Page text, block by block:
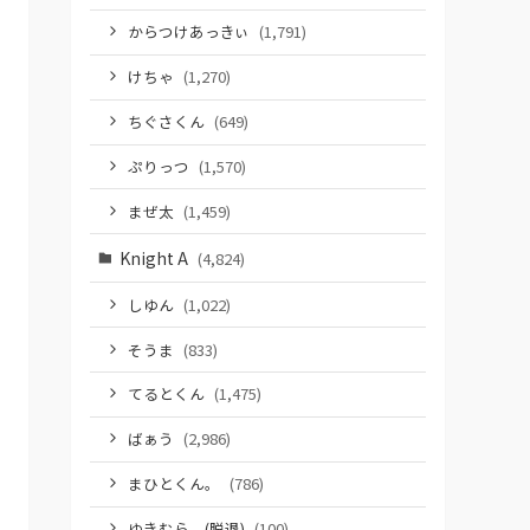
からつけあっきぃ (1,791)
けちゃ (1,270)
ちぐさくん (649)
ぷりっつ (1,570)
まぜ太 (1,459)
Knight A (4,824)
しゆん (1,022)
そうま (833)
てるとくん (1,475)
ばぁう (2,986)
まひとくん。
(786)